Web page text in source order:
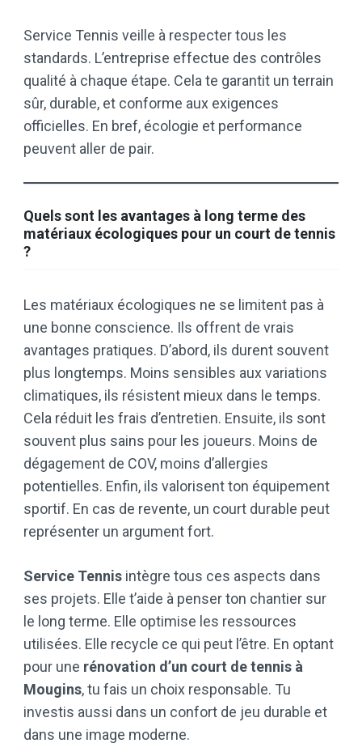
Service Tennis veille à respecter tous les
standards. L’entreprise effectue des contrôles
qualité à chaque étape. Cela te garantit un terrain
sûr, durable, et conforme aux exigences
officielles. En bref, écologie et performance
peuvent aller de pair.
Quels sont les avantages à long terme des
matériaux écologiques pour un court de tennis
?
Les matériaux écologiques ne se limitent pas à
une bonne conscience. Ils offrent de vrais
avantages pratiques. D’abord, ils durent souvent
plus longtemps. Moins sensibles aux variations
climatiques, ils résistent mieux dans le temps.
Cela réduit les frais d’entretien. Ensuite, ils sont
souvent plus sains pour les joueurs. Moins de
dégagement de COV, moins d’allergies
potentielles. Enfin, ils valorisent ton équipement
sportif. En cas de revente, un court durable peut
représenter un argument fort.
Service Tennis intègre tous ces aspects dans
ses projets. Elle t’aide à penser ton chantier sur
le long terme. Elle optimise les ressources
utilisées. Elle recycle ce qui peut l’être. En optant
pour une rénovation d’un court de tennis à
Mougins, tu fais un choix responsable. Tu
investis aussi dans un confort de jeu durable et
dans une image moderne.